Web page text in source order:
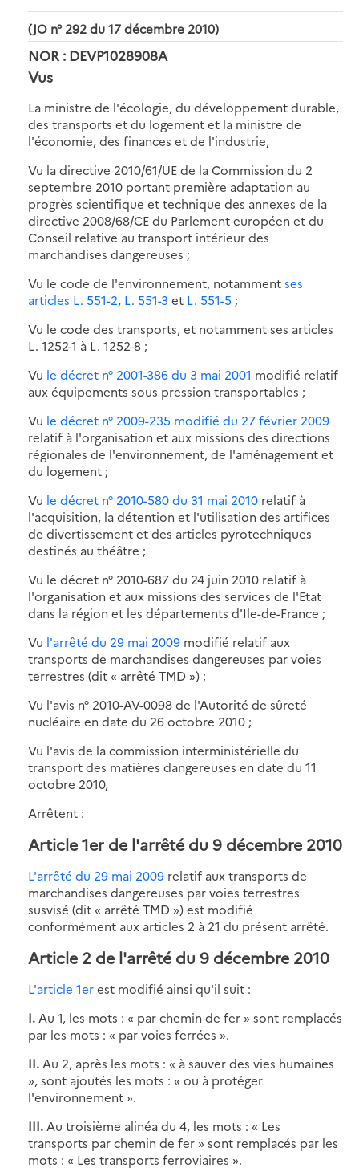
(JO n° 292 du 17 décembre 2010)
NOR : DEVP1028908A
Vus
La ministre de l'écologie, du développement durable,
des transports et du logement et la ministre de
l'économie, des finances et de l'industrie,
Vu la directive 2010/61/UE de la Commission du 2
septembre 2010 portant première adaptation au
progrès scientifique et technique des annexes de la
directive 2008/68/CE du Parlement européen et du
Conseil relative au transport intérieur des
marchandises dangereuses ;
Vu le code de l'environnement, notammentses
articles L. 551-2, L. 551-3 et L. 551-5 ;
Vu le code des transports, et notamment ses articles
L. 1252-1 à L. 1252-8 ;
Vu le décret n° 2001-386 du 3 mai 2001 modifié relatif
aux équipements sous pression transportables ;
Vu le décret n° 2009-235 modifié du 27 février 2009
relatif à l'organisation et aux missions des directions
régionales de l'environnement, de l'aménagement et
du logement ;
Vu le décret n° 2010-580 du 31 mai 2010 relatif à
l'acquisition, la détention et l'utilisation des artifices
de divertissement et des articles pyrotechniques
destinés au théâtre ;
Vu le décret n° 2010-687 du 24 juin 2010 relatif à
l'organisation et aux missions des services de l'Etat
dans la région et les départements d'Ile-de-France ;
Vu l'arrêté du 29 mai 2009 modifié relatif aux
transports de marchandises dangereuses par voies
terrestres (dit « arrêté TMD ») ;
Vu l'avis n° 2010-AV-0098 de l'Autorité de sûreté
nucléaire en date du 26 octobre 2010 ;
Vu l'avis de la commission interministérielle du
transport des matières dangereuses en date du 11
octobre 2010,
Arrêtent :
Article 1er de l'arrêté du 9 décembre 2010
L'arrêté du 29 mai 2009 relatif aux transports de
marchandises dangereuses par voies terrestres
susvisé (dit « arrêté TMD ») est modifié
conformément aux articles 2 à 21 du présent arrêté.
Article 2 de l'arrêté du 9 décembre 2010
L'article 1erest modifié ainsi qu'il suit :
I. Au 1, les mots : « par chemin de fer » sont remplacés
par les mots : « par voies ferrées ».
II. Au 2, après les mots : « à sauver des vies humaines
», sont ajoutés les mots : « ou à protéger
l'environnement ».
III. Au troisième alinéa du 4, les mots : « Les
transports par chemin de fer » sont remplacés par les
mots : « Les transports ferroviaires ».